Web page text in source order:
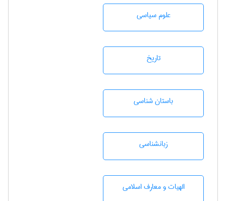
علوم سياسی
تاريخ
باستان شناسی
زبانشناسی
الهیات و معارف اسلامی